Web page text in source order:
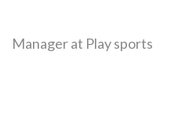
Manager at Play sports